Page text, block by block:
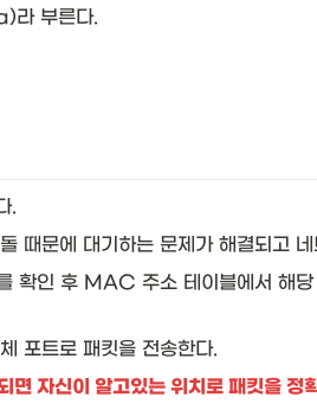
라 부른다.
.
때문에 대기하는 문제가 해결되고
확인 후 MAC 주소 테이블에서 해
포트로 패킷을 전송한다.
자신이 알고있는 위치로 패킷을 정